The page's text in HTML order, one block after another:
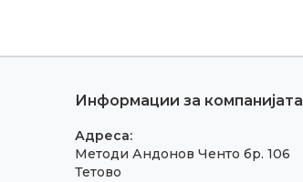
Информации за компанијата
Адреса:
Методи Андонов Ченто бр. 106
Тетово